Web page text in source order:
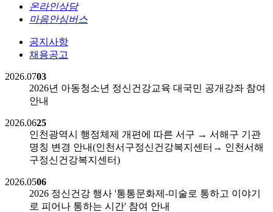
온라인상담
마음안심버스
공지사항
채용공고
2026.0703
2026년 아동청소년 정신건강교육 대국민 공개강좌 참여
안내
2026.0625
인천광역시 행정체제 개편에 따른 서구 → 서해구 기관
명칭 변경 안내(인천서구정신건강복지센터→ 인천서해
구정신건강복지센터)
2026.0506
2026 정신건강 행사 '통통문화제-미술로 통하고 이야기
로 피어나 통하는 시간' 참여 안내